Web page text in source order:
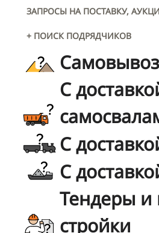
ЗАПРОСЫ НА ПОСТАВКУ,
+ ПОИСК ПОДРЯДЧИКОВ
Самовывоз
С
С
С
Тендеры и
стройки